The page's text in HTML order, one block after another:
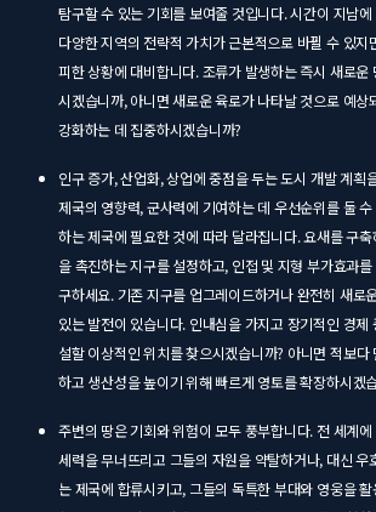
탐구할 수 있는 기회를 보여줄 것입니다. 시간이 지남
다양한 지역의 전략적 가치가 근본적으로 바뀔 수 있지
피한 상황에 대비합니다. 조류가 발생하는 즉시 새로운
시겠습니까, 아니면 새로운 육로가 나타날 것으로 예상
강화하는 데 집중하시겠습니까?
인구 증가, 산업화, 상업에 중점을 두는 도시 개발 계획
제국의 영향력, 군사력에 기여하는 데 우선순위를 둘
하는 제국에 필요한 것에 따라 달라집니다. 요새를 구
을 촉진하는 지구를 설정하고, 인접 및 지형 부가효과
구하세요. 기존 지구를 업그레이드하거나 완전히 새로
있는 발전이 있습니다. 인내심을 가지고 장기적인 경제
설할 이상적인 위치를 찾으시겠습니까? 아니면 적보다
하고 생산성을 높이기 위해 빠르게 영토를 확장하시겠
주변의 땅은 기회와 위험이 모두 풍부합니다. 전 세계
세력을 무너뜨리고 그들의 자원을 약탈하거나, 대신 우
는 제국에 합류시키고, 그들의 독특한 부대와 영웅을